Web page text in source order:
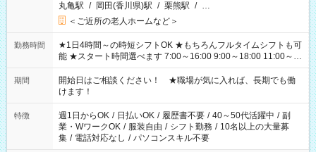
丸亀駅 / 岡田(香川県)駅 / 栗熊駅 / …
＜ご近所の老人ホームなど＞
勤務時間
★1日4時間～の時短シフトOK ★もちろんフルタイムシフトも可
能 ★スタート時間選べます 7:00～16:00 9:00～18:00 11:00～
20:00 など 残業なし！ ※Wワークの場合、他のお仕事と合わせ
週40時間超の就業はご案内できません ※法令に基づき、週20時
間以上勤務は社会保険への加入対象となります ※労働者派遣法
（日雇い派遣の原則禁止）により、短時間・短期間の就業はご
案内が難しい場合があります
期間
開始日はご相談ください！ ★職場が気に入れば、長期でも働
けます！
特徴 週1日からOK / 日払いOK / 履歴書不要 / 40～50代活躍中 / 副
業・WワークOK / 服装自由 / シフト勤務 / 10名以上の大量募
集 / 電話対応なし / パソコンスキル不要